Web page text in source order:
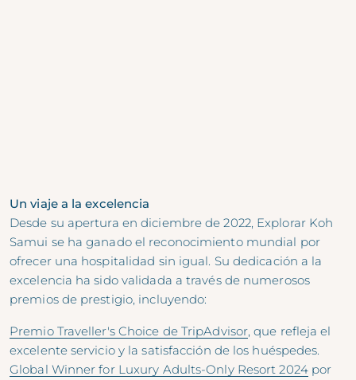
Un viaje a la excelencia
Desde su apertura en diciembre de 2022, Explorar Koh
Samui se ha ganado el reconocimiento mundial por
ofrecer una hospitalidad sin igual. Su dedicación a la
excelencia ha sido validada a través de numerosos
premios de prestigio, incluyendo:
Premio Traveller's Choice de TripAdvisor, que refleja el
excelente servicio y la satisfacción de los huéspedes.
Global Winner for Luxury Adults-Only Resort 2024por